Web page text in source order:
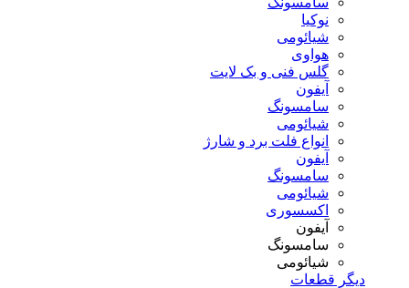
نوکیا
شیائومی
هواوی
گلس فنی و بک لایت
آیفون
سامسونگ
شیائومی
انواع فلت برد و شارژ
آیفون
سامسونگ
شیائومی
اکسسوری
آیفون
سامسونگ
شیائومی
دیگر قطعات